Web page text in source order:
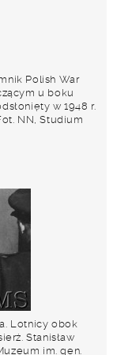
Polish War
u boku
w 1948 r.
NN, Studium
Lotnicy obok
Stanisław
im. gen.